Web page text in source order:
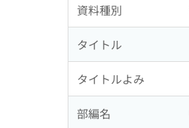
資料種別
タイトル
タイトルよみ
部編名